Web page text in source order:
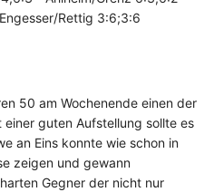
Rettig 3:6;3:6
50 am Wochenende einen der
guten Aufstellung sollte es
an Eins konnte wie schon in
zeigen und gewann
Gegner der nicht nur